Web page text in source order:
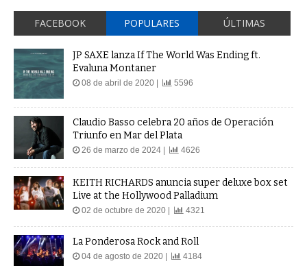
FACEBOOK POPULARES ÚLTIMAS
JP SAXE lanza If The World Was Ending ft.
Evaluna Montaner
08 de abril de 2020 | 5596
Claudio Basso celebra 20 años de Operación
Triunfo en Mar del Plata
26 de marzo de 2024 | 4626
KEITH RICHARDS anuncia super deluxe box set
Live at the Hollywood Palladium
02 de octubre de 2020 | 4321
La Ponderosa Rock and Roll
04 de agosto de 2020 | 4184